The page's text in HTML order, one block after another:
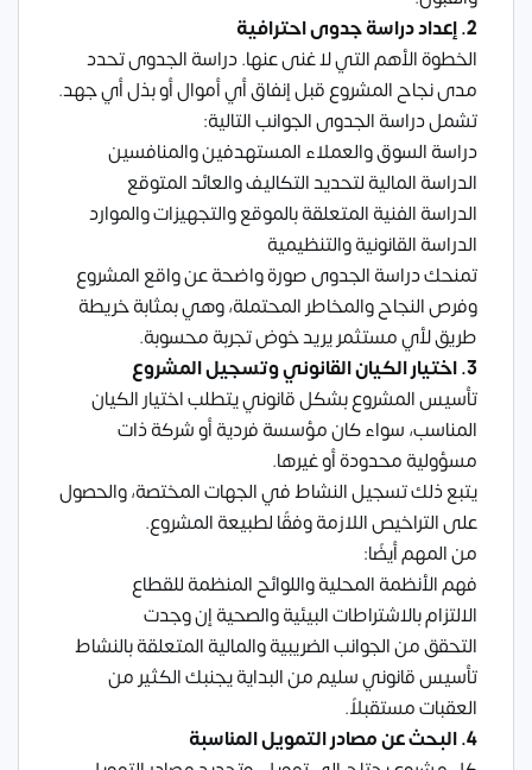
2. إعداد دراسة جدوى احترافية
الخطوة الأهم التي لا غنى عنها.دراسة الجدوىتحدد
مدى نجاح المشروع قبل إنفاق أي أموال أو بذل أي جهد.
تشمل دراسة الجدوى الجوانب التالية:
دراسة السوقوالعملاء المستهدفين والمنافسين
الدراسة المالية لتحديد التكاليف والعائد المتوقع
الدراسة الفنية المتعلقة بالموقع والتجهيزات والموارد
الدراسة القانونية والتنظيمية
تمنحك دراسة الجدوى صورة واضحة عن واقع المشروع
وفرص النجاح والمخاطر المحتملة، وهي بمثابة خريطة
طريق لأي مستثمر يريد خوض تجربة محسوبة.
3. اختيار الكيان القانوني وتسجيل المشروع
تأسيس المشروع بشكل قانوني يتطلب اختيار الكيان
المناسب، سواء كان مؤسسة فردية أو شركة ذات
مسؤولية محدودة أو غيرها.
يتبع ذلك تسجيل النشاط في الجهات المختصة، والحصول
على التراخيص اللازمة وفقًا لطبيعة المشروع.
من المهم أيضًا:
فهم الأنظمة المحلية واللوائح المنظمة للقطاع
الالتزام بالاشتراطات البيئية والصحية إن وجدت
التحقق من الجوانب الضريبية والمالية المتعلقة بالنشاط
تأسيس قانوني سليم من البداية يجنبك الكثير من
العقبات مستقبلاً.
4. البحث عن مصادر التمويل المناسبة